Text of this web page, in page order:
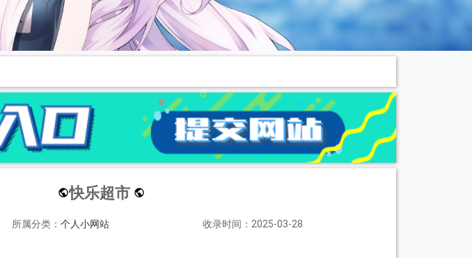
快乐超市
所属分类：个人小网站 收录时间：2025-03-28